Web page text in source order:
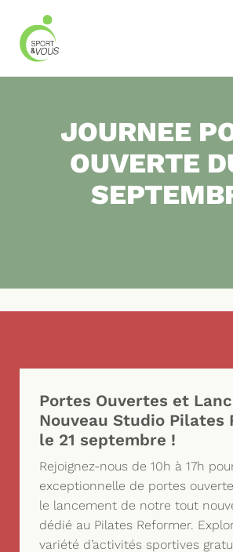
JOURNEE
OUVERTE
Portes Ouvertes et
Nouveau Studio Pilates
le 21 septembre !
Rejoignez-nous de 10h à 17h
exceptionnelle de portes
le lancement de notre tout
dédié au Pilates Reformer.
variété d’activités sportives